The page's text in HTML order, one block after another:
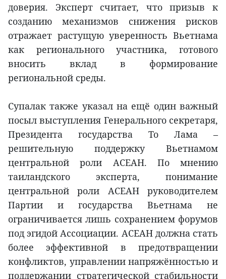
доверия. Эксперт считает, что призыв к
созданию механизмов снижения рисков
отражает растущую уверенность Вьетнама
как регионального участника, готового
вносить вклад в формирование
региональной среды.
Супалак также указал на ещё один важный
посыл выступления Генерального секретаря,
Президента государства То Лама –
решительную поддержку Вьетнамом
центральной роли АСЕАН. По мнению
таиландского эксперта, понимание
центральной роли АСЕАН руководителем
Партии и государства Вьетнама не
ограничивается лишь сохранением форумов
под эгидой Ассоциации. АСЕАН должна стать
более эффективной в предотвращении
конфликтов, управлении напряжённостью и
поддержании стратегической стабильности